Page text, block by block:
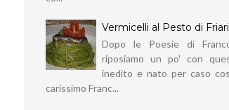
Vermicelli al Pesto di
Dopo le Poesie di
riposiamo un po' con
inedito e nato per caso
carissimo Franc...